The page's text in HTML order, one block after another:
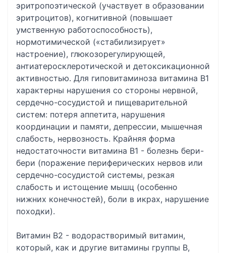
эритропоэтической (участвует в образовании
эритроцитов), когнитивной (повышает
умственную работоспособность),
нормотимической («стабилизирует»
настроение), глюкозорегулирующей,
антиатеросклеротической и детоксикационной
активностью. Для гиповитаминоза витамина В1
характерны нарушения со стороны нервной,
сердечно-сосудистой и пищеварительной
систем: потеря аппетита, нарушения
координации и памяти, депрессии, мышечная
слабость, нервозность. Крайняя форма
недостаточности витамина В1 - болезнь бери-
бери (поражение периферических нервов или
сердечно-сосудистой системы, резкая
слабость и истощение мышц (особенно
нижних конечностей), боли в икрах, нарушение
походки).
Витамин В2 - водорастворимый витамин,
который, как и другие витамины группы В,